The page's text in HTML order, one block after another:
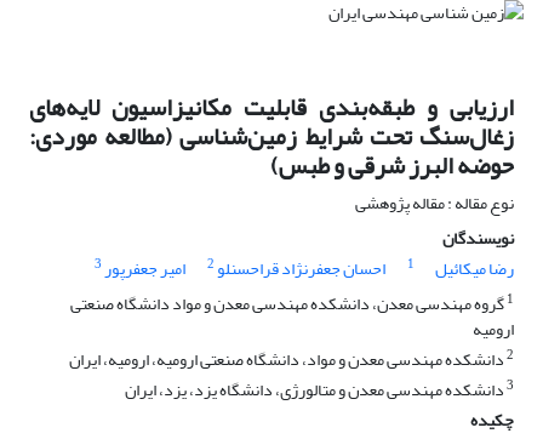
ارزیابی و طبقه‌بندی قابلیت مکانیزاسیون لایه‌های
زغال‌سنگ تحت شرایط زمین‌شناسی (مطالعه موردی:
حوضه البرز شرقی و طبس)
نوع مقاله : مقاله پژوهشی
نویسندگان
رضا میکائیل
1 احسان جعفرنژاد قراحسنلو2 امیر جعفرپور3
1گروه مهندسی معدن، دانشکده مهندسی معدن و مواد دانشگاه صنعتی
ارومیه
2دانشکده مهندسی معدن و مواد، دانشگاه صنعتی ارومیه، ارومیه، ایران
3دانشکده مهندسی معدن و متالورژی، دانشگاه یزد، یزد، ایران
چکیده